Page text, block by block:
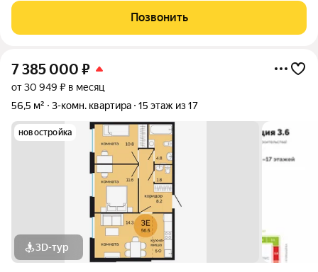
31.08.2026) - Скидка до 3% за каждого ребёнка (до 31.08.2026)
- Материнский
Позвонить
7 385 000 ₽
от 30 949 ₽ в месяц
56,5 м²
3-комн. квартира 15 этаж из 17
новостройка
3D-тур